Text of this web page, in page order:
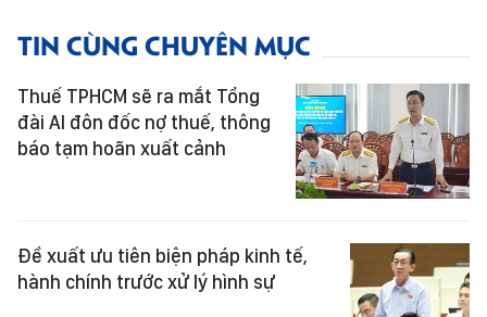
TIN CÙNG CHUYÊN MỤC
Thuế TPHCM sẽ ra mắt Tổng
đài AI đôn đốc nợ thuế, thông
báo tạm hoãn xuất cảnh
Đề xuất ưu tiên biện pháp kinh tế,
hành chính trước xử lý hình sự